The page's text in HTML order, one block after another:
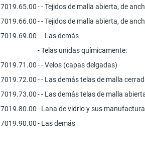
7019.65.00- - Tejidos de malla abierta, de
7019.66.00- - Tejidos de malla abierta, de
7019.69.00- - Las demás
- Telas unidas químicamente:
7019.71.00- - Velos (capas delgadas)
7019.72.00- - Las demás telas de malla
7019.73.00- - Las demás telas de malla
7019.80.00- Lana de vidrio y sus
7019.90.00- Las demás